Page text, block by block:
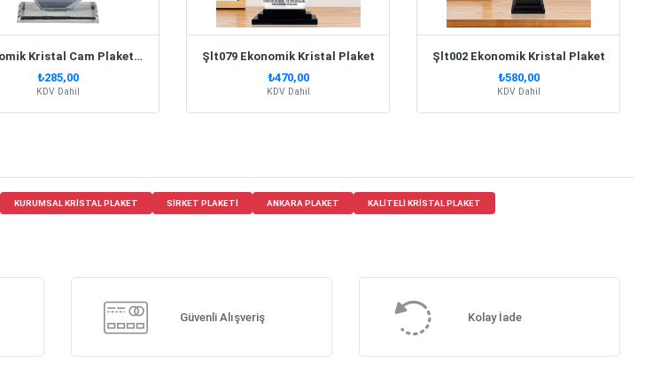
Ekonomik Kristal Cam Plaket | 5203
₺285,00
KDV Dahil
Şlt079 Ekonomik Kristal Plaket
₺470,00
KDV Dahil
Şlt002 Ekonomik Kristal Plaket
₺580,00
KDV Dahil
KURUMSAL KRISTAL PLAKET SIRKET PLAKETI ANKARA PLAKET KALITELI KRISTAL PLAKET
Güvenli Alışveriş Kolay İade